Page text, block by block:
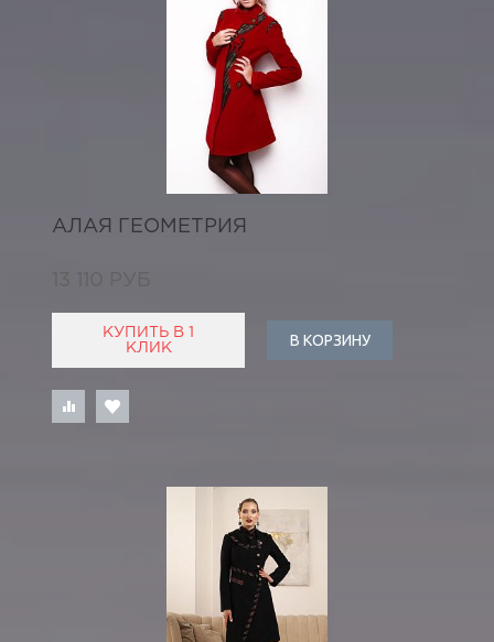
АЛАЯ ГЕОМЕТРИЯ
13 110 РУБ
КУПИТЬ В 1
КЛИК
В КОРЗИНУ